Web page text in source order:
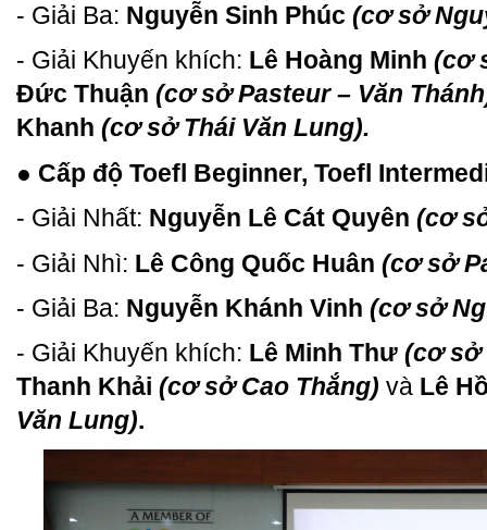
- Giải Ba: Nguyễn Sinh Phúc (cơ sở
- Giải Khuyến khích: Lê Hoàng Minh (cơ
Đức Thuận (cơ sở Pasteur – Văn
Khanh (cơ sở Thái Văn Lung).
● Cấp độ Toefl Beginner, Toefl
- Giải Nhất: Nguyễn Lê Cát Quyên (cơ
- Giải Nhì: Lê Công Quốc Huân (cơ sở
- Giải Ba: Nguyễn Khánh Vinh (cơ sở
- Giải Khuyến khích: Lê Minh Thư (cơ sở
Thanh Khải (cơ sở Cao Thắng) và Lê
Văn Lung).